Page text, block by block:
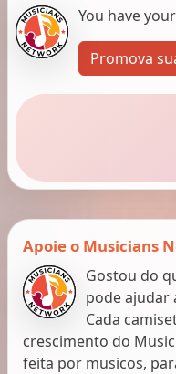
You have
Promova
Apoie o Musicians
Gostou do
pode ajudar
Cada
crescimento do
feita por musicos,